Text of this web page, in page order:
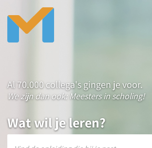
Al 70.000 collega's gingen je voor.
We zijn dan ook: Meesters in scholing!
Wat wil je leren?